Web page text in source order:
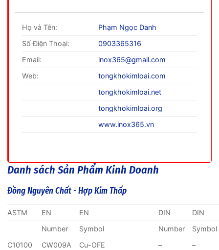
Họ và Tên:
Phạm Ngọc Danh
Số Điện Thoại:
0903365316
Email:
inox365@gmail.com
Web:
tongkhokimloai.com
tongkhokimloai.net
tongkhokimloai.org
www.inox365.vn
Danh sách Sản Phẩm Kinh Doanh
Đồng Nguyên Chất - Hợp Kim Thấp
ASTM EN EN DIN
DIN
Number
Symbol Number
Symbol
C10100
CW009A Cu-OFE –
–